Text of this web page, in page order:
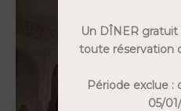
Un DÎNER
toute réservation
Période exclue :
05/